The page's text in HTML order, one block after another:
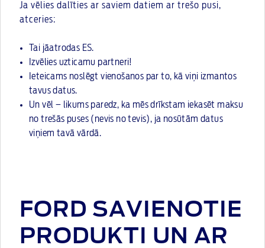
Ja vēlies dalīties ar saviem datiem ar trešo pusi,
atceries:
Tai jāatrodas ES.
Izvēlies uzticamu partneri!
Ieteicams noslēgt vienošanos par to, kā viņi izmantos
tavus datus.
Un vēl – likums paredz, ka mēs drīkstam iekasēt maksu
no trešās puses (nevis no tevis), ja nosūtām datus
viņiem tavā vārdā.
FORD SAVIENOTIE
PRODUKTI UN AR